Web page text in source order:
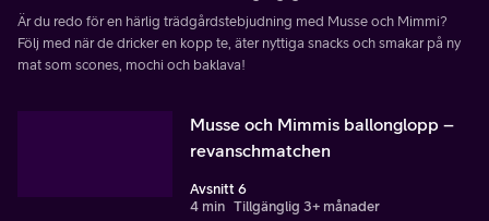
Är du redo för en härlig trädgårdstebjudning med Musse och Mimmi?
Följ med när de dricker en kopp te, äter nyttiga snacks och smakar på ny
mat som scones, mochi och baklava!
Musse och Mimmis ballonglopp –
revanschmatchen
Avsnitt 6
4 min Tillgänglig 3+ månader